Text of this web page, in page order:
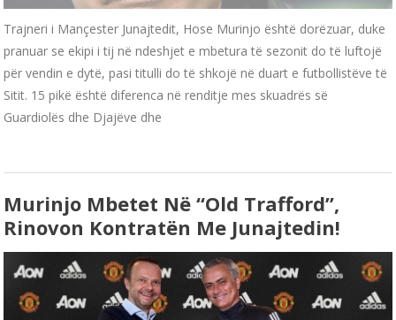
Trajneri i Mançester Junajtedit, Hose Murinjo është dorëzuar, duke
pranuar se ekipi i tij në ndeshjet e mbetura të sezonit do të luftojë
për vendin e dytë, pasi titulli do të shkojë në duart e futbollistëve të
Sitit. 15 pikë është diferenca në renditje mes skuadrës së
Guardiolës dhe Djajëve dhe
Murinjo Mbetet Në “Old Trafford”,
Rinovon Kontratën Me Junajtedin!